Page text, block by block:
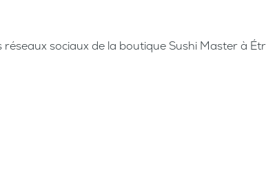
sociaux de la boutique Sushi Master à